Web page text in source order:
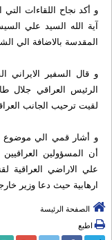
و أكد نجاح اللقاءات
آية الله السيد علي
المقدسة بالاضافة الي
و قال السفير الايراني
الرئيس العراقي جلال
لقيت ترحيب الجانب
و أشار قمي الي موضوع
أن المسؤولين
علي الاراضي العراقية
ارهابية حيث دعا وزير
الصفحة الرئيسة
اطبع